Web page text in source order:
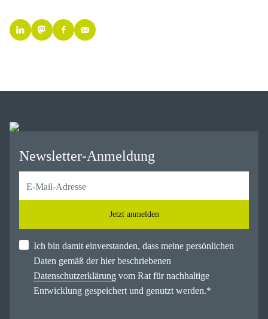
Newsletter-Anmeldung
Jetzt anmelden
Ich bin damit einverstanden, dass meine persönlichen
Daten gemäß der hier beschriebenen
Datenschutzerklärung vom Rat für nachhaltige
Entwicklung gespeichert und genutzt werden.*